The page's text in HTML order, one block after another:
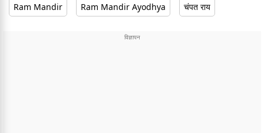
Ram Mandir Ram Mandir Ayodhya चंपत राय